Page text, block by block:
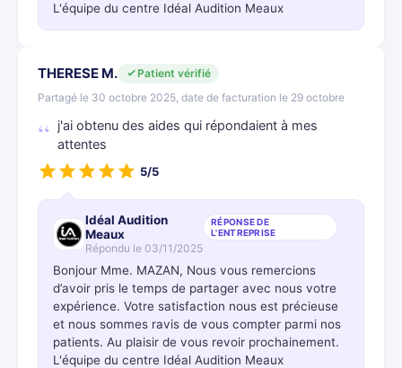
L'équipe du centre Idéal Audition Meaux
THERESE M.
Patient vérifié
Partagé le 30 octobre 2025, date de facturation le 29 octobre
j'ai obtenu des aides qui répondaient à mes
attentes
5/5
Idéal Audition
Meaux
RÉPONSE DE
L'ENTREPRISE
Répondu le 03/11/2025
Bonjour Mme. MAZAN, Nous vous remercions
d’avoir pris le temps de partager avec nous votre
expérience. Votre satisfaction nous est précieuse
et nous sommes ravis de vous compter parmi nos
patients. Au plaisir de vous revoir prochainement.
L'équipe du centre Idéal Audition Meaux